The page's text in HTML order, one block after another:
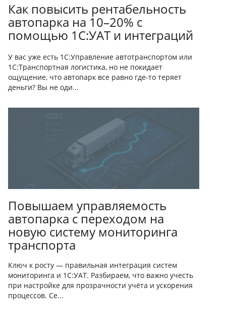
Как повысить рентабельность
автопарка на 10–20% с
помощью 1С:УАТ и интеграций
У вас уже есть 1С:Управление автотранспортом или
1С:Транспортная логистика, но не покидает
ощущение, что автопарк все равно где-то теряет
деньги? Вы не оди...
Повышаем управляемость
автопарка с переходом на
новую систему мониторинга
транспорта
Ключ к росту — правильная интеграция систем
мониторинга и 1С:УАТ. Разбираем, что важно учесть
при настройке для прозрачности учёта и ускорения
процессов. Се...